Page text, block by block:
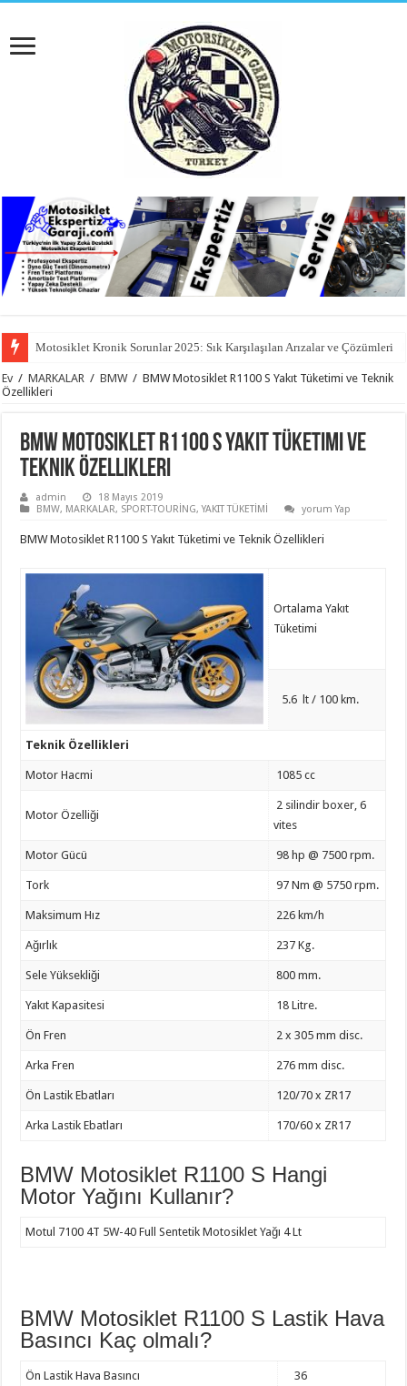
Motosiklet Ekipmanları Nelerdir? 2025 İçin Olmazsa Olmaz Güvenlik
Ev / MARKALAR / BMW / BMW Motosiklet R1100 S Yakıt Tüketimi ve Teknik
Özellikleri
BMW Motosiklet R1100 S Yakıt Tüketimi ve
Teknik Özellikleri
admin
18 Mayıs 2019
BMW, MARKALAR, SPORT-TOURİNG,YAKIT TÜKETİMİ yorum Yap
BMW Motosiklet R1100 S Yakıt Tüketimi ve Teknik Özellikleri
Ortalama Yakıt
Tüketimi
5.6 lt / 100 km.
Teknik Özellikleri
Motor Hacmi 1085 cc
Motor Özelliği
2 silindir boxer, 6
vites
Motor Gücü 98 hp @ 7500 rpm.
Tork 97 Nm @ 5750 rpm.
Maksimum Hız 226 km/h
Ağırlık 237 Kg.
Sele Yüksekliği 800 mm.
Yakıt Kapasitesi 18 Litre.
Ön Fren 2 x 305 mm disc.
Arka Fren 276 mm disc.
Ön Lastik Ebatları 120/70 x ZR17
Arka Lastik Ebatları 170/60 x ZR17
BMW Motosiklet R1100 S Hangi
Motor Yağını Kullanır?
Motul 7100 4T 5W-40 Full Sentetik Motosiklet Yağı 4 Lt
BMW Motosiklet R1100 S Lastik Hava
Basıncı Kaç olmalı?
Ön Lastik Hava Basıncı 36